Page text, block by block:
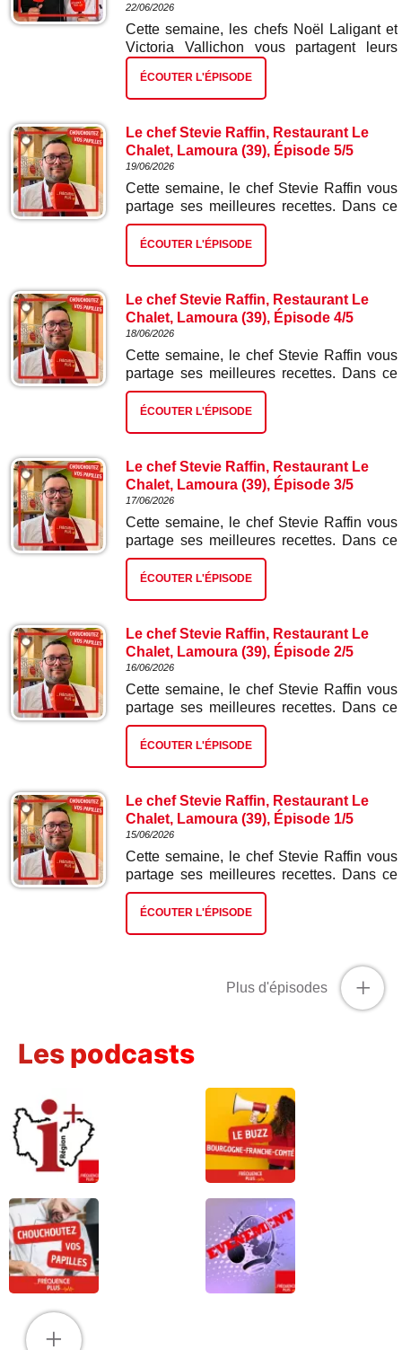
22/06/2026
Cette semaine, les chefs Noël Laligant et
Victoria Vallichon vous partagent leurs
meilleures recettes. Dans ce premier
épisode : verrine de saumon gravelax.
ÉCOUTER L'ÉPISODE
Le chef Stevie Raffin, Restaurant Le
Chalet, Lamoura (39), Épisode 5/5
19/06/2026
Cette semaine, le chef Stevie Raffin vous
partage ses meilleures recettes. Dans ce
cinquième et dernier épisode : cake au
citron.
ÉCOUTER L'ÉPISODE
Le chef Stevie Raffin, Restaurant Le
Chalet, Lamoura (39), Épisode 4/5
18/06/2026
Cette semaine, le chef Stevie Raffin vous
partage ses meilleures recettes. Dans ce
quatrième épisode : saucisse de Morteau,
frites et salade.
ÉCOUTER L'ÉPISODE
Le chef Stevie Raffin, Restaurant Le
Chalet, Lamoura (39), Épisode 3/5
17/06/2026
Cette semaine, le chef Stevie Raffin vous
partage ses meilleures recettes. Dans ce
troisième épisode : fondue suisse.
ÉCOUTER L'ÉPISODE
Le chef Stevie Raffin, Restaurant Le
Chalet, Lamoura (39), Épisode 2/5
16/06/2026
Cette semaine, le chef Stevie Raffin vous
partage ses meilleures recettes. Dans ce
deuxième épisode : vol au vent sauce
morilles.
ÉCOUTER L'ÉPISODE
Le chef Stevie Raffin, Restaurant Le
Chalet, Lamoura (39), Épisode 1/5
15/06/2026
Cette semaine, le chef Stevie Raffin vous
partage ses meilleures recettes. Dans ce
premier épisode : pizza Gextrême à la
poire et bleu de Gex.
ÉCOUTER L'ÉPISODE
+
Plus d'épisodes
Les podcasts
+